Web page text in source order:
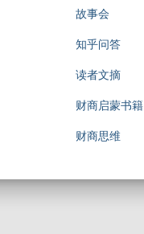
故事会
知乎问答
读者文摘
财商启蒙书籍
财商思维